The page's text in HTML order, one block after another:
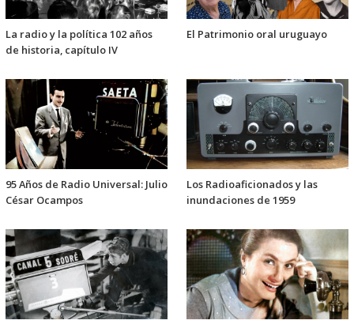
La radio y la política 102 años
de historia, capítulo IV
El Patrimonio oral uruguayo
95 Años de Radio Universal: Julio
César Ocampos
Los Radioaficionados y las
inundaciones de 1959